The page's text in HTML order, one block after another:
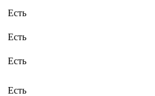
Есть
Есть
Есть
Есть